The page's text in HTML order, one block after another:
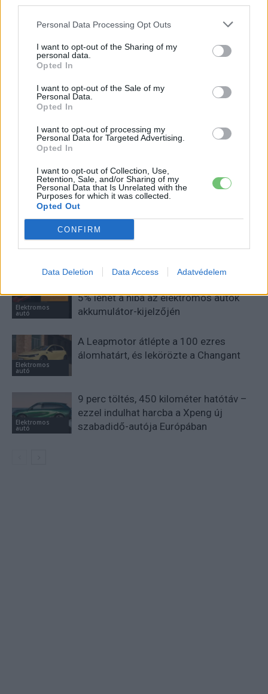
Personal Data Processing Opt Outs
I want to opt-out of the Sharing of my
personal data.
Opted In
I want to opt-out of the Sale of my
Personal Data.
Opted In
I want to opt-out of processing my
Personal Data for Targeted Advertising.
Opted In
I want to opt-out of Collection, Use,
Retention, Sale, and/or Sharing of my
Personal Data that Is Unrelated with the
Purposes for which it was collected.
Opted Out
CONFIRM
Data Deletion Data Access Adatvédelem
e-cars.hu
Érdekelnek a legfrissebb hírek az e-autók világából, vagy
foglalkoztatnak a legújabb fejlesztések az elektromosság és a
fenntarthatóság területén? Akkor jó helyen jársz!
KAPCSOLÓDÓ CIKKEK TÖBB A SZERZŐTŐL
Elektromos
autó
5% lehet a hiba az elektromos autók
akkumulátor-kijelzőjén
Elektromos
autó
A Leapmotor átlépte a 100 ezres
álomhatárt, és lekörözte a Changant
Elektromos
autó
9 perc töltés, 450 kilométer hatótáv –
ezzel indulhat harcba a Xpeng új
szabadidő-autója Európában